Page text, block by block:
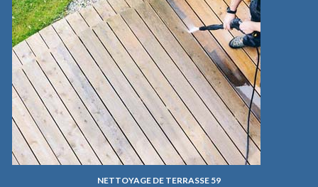
NETTOYAGE DE TERRASSE 59